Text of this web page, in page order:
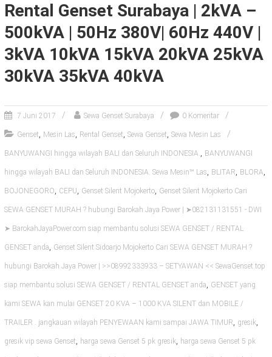
Rental Genset Surabaya | 2kVA –
500kVA | 50Hz 380V| 60Hz 440V |
3kVA 10kVA 15kVA 20kVA 25kVA
30kVA 35kVA 40kVA
7 Juni 2017 Sewa Genset Surabaya 0 Komentar
Genset, Mesin Las, Rental Genset, Sewa Genset, Sewa Mesin Las
BANYUWANGI hingga wilayah BALI dan Seluruh INDONESIA., BANYUWANGI
hingga wilayah BALI dan Seluruh INDONESIA. Sewa Mesin℠ Las, BLITAR, BLORA,
BOJONEGORO, CEPU, Genset Silent Mojokerto, Genset Silent Mojokerto Cari
SEWA GENSET MURAH ? hubungi Barokah Jaya Power | ➤082131131551 - DWI
➤ BarokahJayaPower.com siap membantu solusi SEWA GENSET / RENTAL
GENSET anda, Genset Silent Sidoarjo Mojokerto Cari SEWA GENSET MURAH ?
hubungi Barokah Jaya Power | >>08992333933 – SETYAWAN << SewaGenset.top
siap membantu solusi SEWA GENSET / RENTAL GENSET anda, GENSET yang
kami SEWA kan mulai GENSET 20 KVA – 1000 KVA SILENT dan MOBILE /
TRAILER . jangkauan wilayah PENYEWAAN kami sampai JAWA TIMUR, gresik,
gresik vip sewa Genset, harga sewa Genset 5 pk gresik, harga sewa Genset 5 pk